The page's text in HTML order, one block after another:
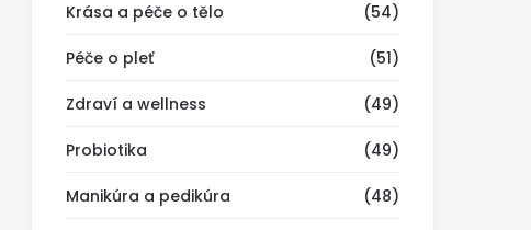
Krása a péče o tělo (54)
Péče o pleť (51)
Zdraví a wellness (49)
Probiotika (49)
Manikúra a pedikúra (48)